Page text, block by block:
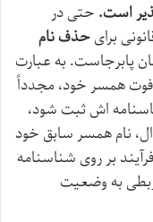
است. حتی در
برایحذف نام
پابرجاست. به عبارت
فوت همسر خود، مجدداً
اش ثبت شود،
نام همسر سابق خود
بر روی شناسنامه
به وضعیت